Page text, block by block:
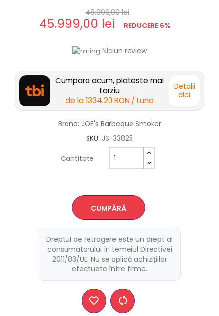
48.999,00 lei
45.999,00 lei REDUCERE 6%
Niciun review
Cumpara acum, plateste mai
tarziu
de la1334.20 RON / Luna
Detalii
aici
Brand: JOE's Barbeque Smoker
SKU: JS-33825
Cantitate
CUMPĂRĂ
Dreptul de retragere este un drept al
consumatorului în temeiul Directivei
2011/83/UE. Nu se aplică achizițiilor
efectuate între firme.